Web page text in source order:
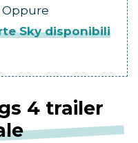
Oppure
Sky disponibili
4 trailer